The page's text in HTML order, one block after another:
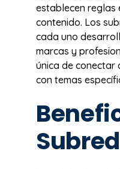
establecen reglas
contenido. Los
cada uno
marcas y
única de conectar
con temas